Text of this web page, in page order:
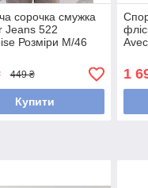
сорочка смужка
Jeans 522
Розміри M/46
449 ₴
Купити
1